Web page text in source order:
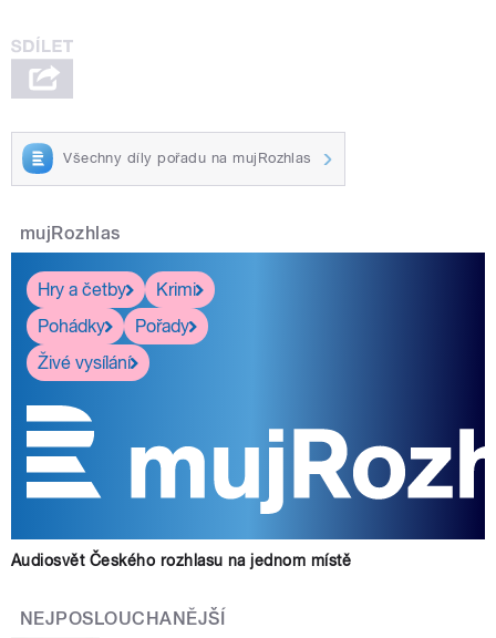
Všechny díly pořadu na mujRozhlas
mujRozhlas
Hry a četby
Krimi
Pohádky
Pořady
Živé vysílání
Audiosvět Českého rozhlasu na jednom místě
NEJPOSLOUCHANĚJŠÍ